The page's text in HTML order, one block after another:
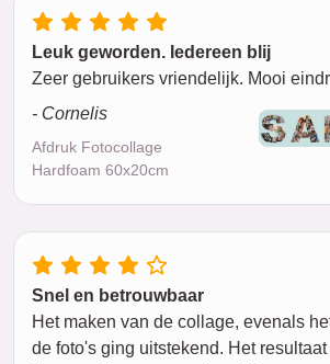
Leuk geworden. Iedereen blij
Zeer gebruikers vriendelijk. Mooi
- Cornelis
Afdruk Fotocollage
Hardfoam 60x20cm
Snel en betrouwbaar
Het maken van de collage, evenals
de foto's ging uitstekend. Het